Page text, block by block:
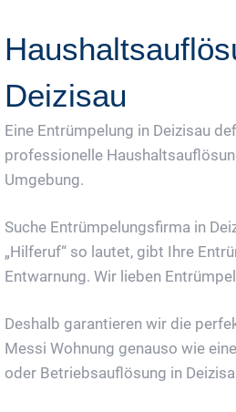
Deizisau
Eine Entrümpelung in Deizisau
professionelle
Umgebung.
Suche Entrümpelungsfirma in
„Hilferuf“ so lautet, gibt Ihre
Entwarnung. Wir lieben
Deshalb garantieren wir die
Messi Wohnung genauso wie
oder Betriebsauflösung in